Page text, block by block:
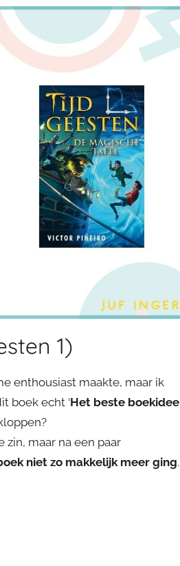
1)
enthousiast maakte, maar ik
boek echt ‘Het beste boekidee
maar na een paar
niet zo makkelijk meer ging.